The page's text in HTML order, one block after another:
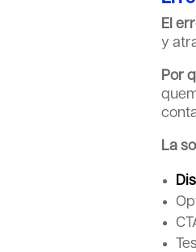
El
y
Por
La